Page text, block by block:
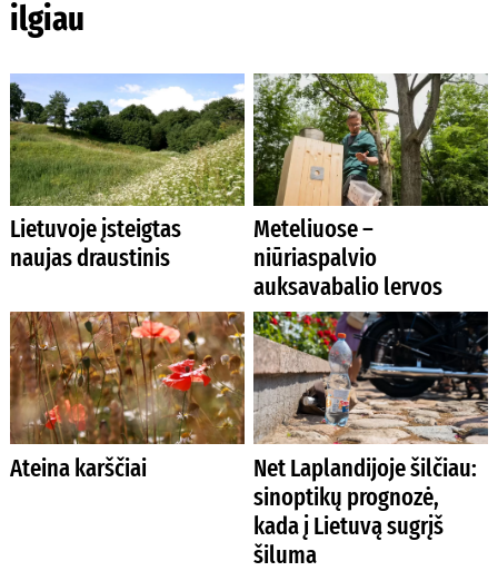
ilgiau
Lietuvoje įsteigtas
naujas draustinis
Meteliuose –
niūriaspalvio
auksavabalio lervos
Ateina karščiai
Net Laplandijoje šilčiau:
sinoptikų prognozė,
kada į Lietuvą sugrįš
šiluma